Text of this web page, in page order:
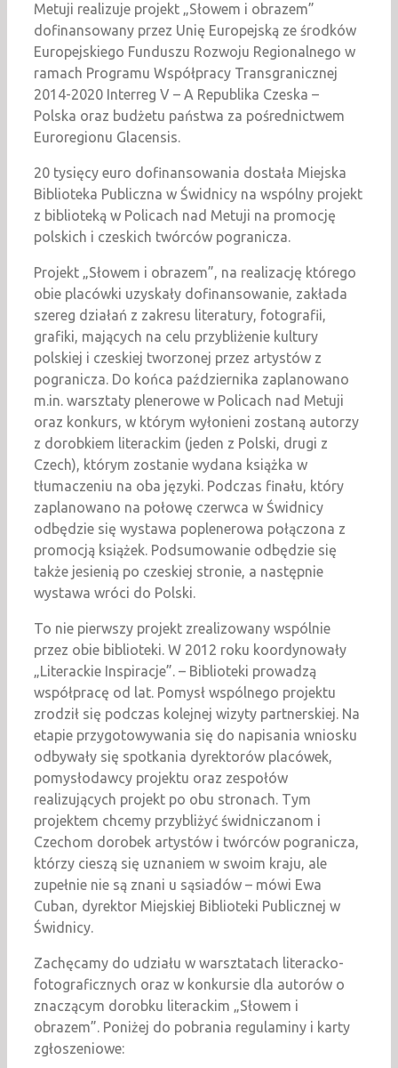
Metuji realizuje projekt „Słowem i obrazem”
dofinansowany przez Unię Europejską ze środków
Europejskiego Funduszu Rozwoju Regionalnego w
ramach Programu Współpracy Transgranicznej
2014-2020 Interreg V – A Republika Czeska –
Polska oraz budżetu państwa za pośrednictwem
Euroregionu Glacensis.
20 tysięcy euro dofinansowania dostała Miejska
Biblioteka Publiczna w Świdnicy na wspólny projekt
z biblioteką w Policach nad Metuji na promocję
polskich i czeskich twórców pogranicza.
Projekt „Słowem i obrazem”, na realizację którego
obie placówki uzyskały dofinansowanie, zakłada
szereg działań z zakresu literatury, fotografii,
grafiki, mających na celu przybliżenie kultury
polskiej i czeskiej tworzonej przez artystów z
pogranicza. Do końca października zaplanowano
m.in. warsztaty plenerowe w Policach nad Metuji
oraz konkurs, w którym wyłonieni zostaną autorzy
z dorobkiem literackim (jeden z Polski, drugi z
Czech), którym zostanie wydana książka w
tłumaczeniu na oba języki. Podczas finału, który
zaplanowano na połowę czerwca w Świdnicy
odbędzie się wystawa poplenerowa połączona z
promocją książek. Podsumowanie odbędzie się
także jesienią po czeskiej stronie, a następnie
wystawa wróci do Polski.
To nie pierwszy projekt zrealizowany wspólnie
przez obie biblioteki. W 2012 roku koordynowały
„Literackie Inspiracje”. – Biblioteki prowadzą
współpracę od lat. Pomysł wspólnego projektu
zrodził się podczas kolejnej wizyty partnerskiej. Na
etapie przygotowywania się do napisania wniosku
odbywały się spotkania dyrektorów placówek,
pomysłodawcy projektu oraz zespołów
realizujących projekt po obu stronach. Tym
projektem chcemy przybliżyć świdniczanom i
Czechom dorobek artystów i twórców pogranicza,
którzy cieszą się uznaniem w swoim kraju, ale
zupełnie nie są znani u sąsiadów – mówi Ewa
Cuban, dyrektor Miejskiej Biblioteki Publicznej w
Świdnicy.
Zachęcamy do udziału w warsztatach literacko-
fotograficznych oraz w konkursie dla autorów o
znaczącym dorobku literackim „Słowem i
obrazem”. Poniżej do pobrania regulaminy i karty
zgłoszeniowe: